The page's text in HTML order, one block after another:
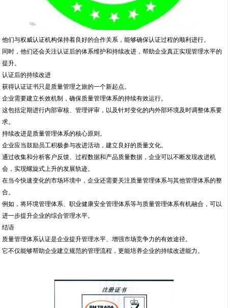
他们与权威认证机构保持着良好的合作关系，能够确保认证过程的顺利进行。
同时，他们还会关注认证后的体系维护和持续改进，帮助企业真正实现管理水平的
提升。
认证后的持续改进
获得认证证书只是质量管理之旅的一个新起点。
企业需要建立长效机制，确保质量管理体系的持续有效运行。
这包括定期进行内部审核、管理评审，以及针对变化的内外部环境及时调整体系要
求。
持续改进是质量管理体系的核心原则。
企业应当鼓励员工积极参与改进活动，建立良好的质量文化。
通过收集和分析客户反馈、过程数据和产品质量数据，企业可以不断发现改进机
会，实现螺旋式上升的发展轨迹。
在当今快速变化的市场环境中，企业还需要关注质量管理体系与其他管理体系的整
合。
例如，将环境管理体系、职业健康安全管理体系等与质量管理体系有机融合，可以
进一步提升企业的综合管理水平。
结语
质量管理体系认证是企业提升管理水平、增强市场竞争力的有效途径。
它不仅能够帮助企业建立规范的管理流程，更能培养企业的持续改进能力。